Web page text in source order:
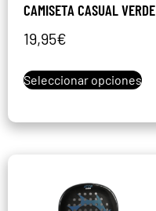
CAMISETA CASUAL VERDE
19,95€
Seleccionar opciones